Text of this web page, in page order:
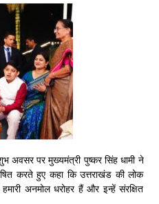
अवसर पर मुख्यमंत्री पुष्कर सिंह धामी ने
करते हुए कहा कि उत्तराखंड की लोक
अनमोल धरोहर हैं और इन्हें संरक्षित